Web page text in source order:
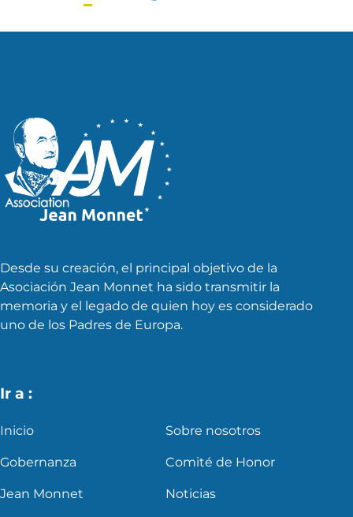
Desde su creación, el principal objetivo de la
Asociación Jean Monnet ha sido transmitir la
memoria y el legado de quien hoy es considerado
uno de los Padres de Europa.
Ir a :
Inicio Sobre nosotros
Gobernanza Comité de Honor
Jean Monnet Noticias